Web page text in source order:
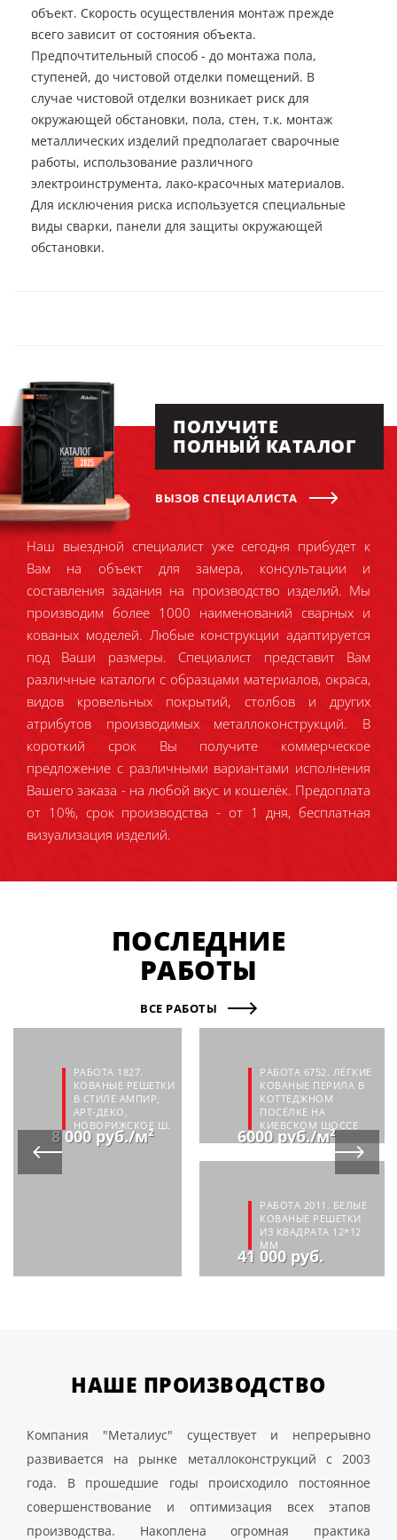
объект. Скорость осуществления монтаж прежде
всего зависит от состояния объекта.
Предпочтительный способ - до монтажа пола,
ступеней, до чистовой отделки помещений. В
случае чистовой отделки возникает риск для
окружающей обстановки, пола, стен, т.к. монтаж
металлических изделий предполагает сварочные
работы, использование различного
электроинструмента, лако-красочных материалов.
Для исключения риска используется специальные
виды сварки, панели для защиты окружающей
обстановки.
ПОЛУЧИТЕ
ПОЛНЫЙ КАТАЛОГ
ВЫЗОВ СПЕЦИАЛИСТА
Наш выездной специалист уже сегодня прибудет к
Вам на объект для замера, консультации и
составления задания на производство изделий. Мы
производим более 1000 наименований сварных и
кованых моделей. Любые конструкции адаптируется
под Ваши размеры. Специалист представит Вам
различные каталоги с образцами материалов, окраса,
видов кровельных покрытий, столбов и других
атрибутов производимых металлоконструкций. В
короткий срок Вы получите коммерческое
предложение с различными вариантами исполнения
Вашего заказа - на любой вкус и кошелёк. Предоплата
от 10%, срок производства - от 1 дня, бесплатная
визуализация изделий.
ПОСЛЕДНИЕ
РАБОТЫ
ВСЕ РАБОТЫ
РАБОТА 1827.
КОВАНЫЕ РЕШЕТКИ
В СТИЛЕ АМПИР,
АРТ-ДЕКО,
НОВОРИЖСКОЕ Ш.
8 000 руб./м²
РАБОТА 6752. ЛЁГКИЕ
КОВАНЫЕ ПЕРИЛА В
КОТТЕДЖНОМ
ПОСЁЛКЕ НА
КИЕВСКОМ ШОССЕ
6000 руб./м²
РАБОТА 2011. БЕЛЫЕ
КОВАНЫЕ РЕШЕТКИ
ИЗ КВАДРАТА 12*12
ММ
41 000 руб.
НАШЕ ПРОИЗВОДСТВО
Компания "Металиус" существует и непрерывно
развивается на рынке металлоконструкций с 2003
года. В прошедшие годы происходило постоянное
совершенствование и оптимизация всех этапов
производства. Накоплена огромная практика